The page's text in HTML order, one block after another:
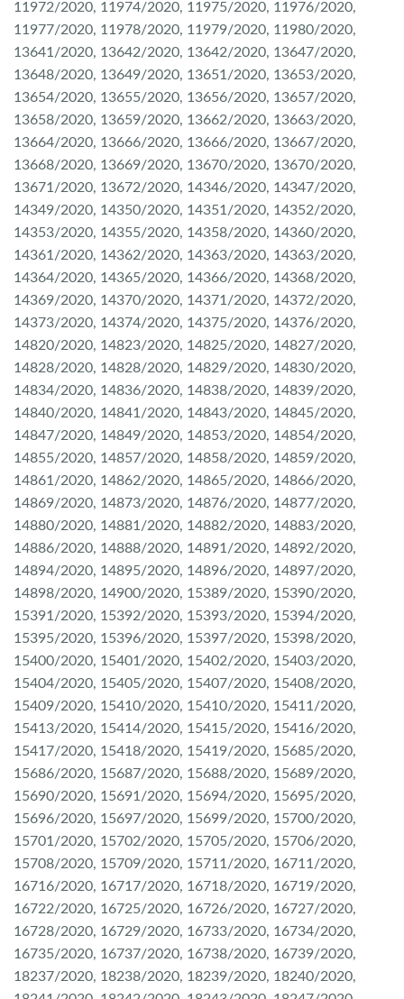
11972/2020, 11974/2020, 11975/2020, 11976/2020,
11977/2020, 11978/2020, 11979/2020, 11980/2020,
13641/2020, 13642/2020, 13642/2020, 13647/2020,
13648/2020, 13649/2020, 13651/2020, 13653/2020,
13654/2020, 13655/2020, 13656/2020, 13657/2020,
13658/2020, 13659/2020, 13662/2020, 13663/2020,
13664/2020, 13666/2020, 13666/2020, 13667/2020,
13668/2020, 13669/2020, 13670/2020, 13670/2020,
13671/2020, 13672/2020, 14346/2020, 14347/2020,
14349/2020, 14350/2020, 14351/2020, 14352/2020,
14353/2020, 14355/2020, 14358/2020, 14360/2020,
14361/2020, 14362/2020, 14363/2020, 14363/2020,
14364/2020, 14365/2020, 14366/2020, 14368/2020,
14369/2020, 14370/2020, 14371/2020, 14372/2020,
14373/2020, 14374/2020, 14375/2020, 14376/2020,
14820/2020, 14823/2020, 14825/2020, 14827/2020,
14828/2020, 14828/2020, 14829/2020, 14830/2020,
14834/2020, 14836/2020, 14838/2020, 14839/2020,
14840/2020, 14841/2020, 14843/2020, 14845/2020,
14847/2020, 14849/2020, 14853/2020, 14854/2020,
14855/2020, 14857/2020, 14858/2020, 14859/2020,
14861/2020, 14862/2020, 14865/2020, 14866/2020,
14869/2020, 14873/2020, 14876/2020, 14877/2020,
14880/2020, 14881/2020, 14882/2020, 14883/2020,
14886/2020, 14888/2020, 14891/2020, 14892/2020,
14894/2020, 14895/2020, 14896/2020, 14897/2020,
14898/2020, 14900/2020, 15389/2020, 15390/2020,
15391/2020, 15392/2020, 15393/2020, 15394/2020,
15395/2020, 15396/2020, 15397/2020, 15398/2020,
15400/2020, 15401/2020, 15402/2020, 15403/2020,
15404/2020, 15405/2020, 15407/2020, 15408/2020,
15409/2020, 15410/2020, 15410/2020, 15411/2020,
15413/2020, 15414/2020, 15415/2020, 15416/2020,
15417/2020, 15418/2020, 15419/2020, 15685/2020,
15686/2020, 15687/2020, 15688/2020, 15689/2020,
15690/2020, 15691/2020, 15694/2020, 15695/2020,
15696/2020, 15697/2020, 15699/2020, 15700/2020,
15701/2020, 15702/2020, 15705/2020, 15706/2020,
15708/2020, 15709/2020, 15711/2020, 16711/2020,
16716/2020, 16717/2020, 16718/2020, 16719/2020,
16722/2020, 16725/2020, 16726/2020, 16727/2020,
16728/2020, 16729/2020, 16733/2020, 16734/2020,
16735/2020, 16737/2020, 16738/2020, 16739/2020,
18237/2020, 18238/2020, 18239/2020, 18240/2020,